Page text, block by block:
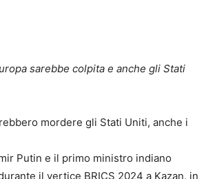
sarebbe colpita e anche gli Stati
Putin e il primo ministro indiano
il vertice BRICS 2024 a Kazan, in